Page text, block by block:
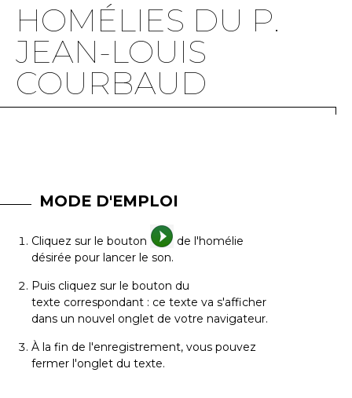
HOMÉLIES DU P.
JEAN-LOUIS
COURBAUD
MODE D'EMPLOI
Cliquez sur le bouton
de l'homélie
désirée pour lancer le son.
Puis cliquez sur le bouton du
texte correspondant : ce texte va s'afficher
dans un nouvel onglet de votre navigateur.
À la fin de l'enregistrement, vous pouvez
fermer l'onglet du texte.